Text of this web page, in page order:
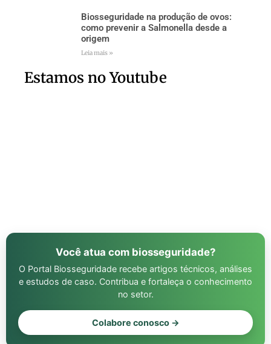
Biosseguridade na produção de ovos:
como prevenir a Salmonella desde a
origem
Leia mais »
Estamos no Youtube
Você atua com biosseguridade?
O Portal Biosseguridade recebe artigos técnicos, análises
e estudos de caso. Contribua e fortaleça o conhecimento
no setor.
Colabore conosco →